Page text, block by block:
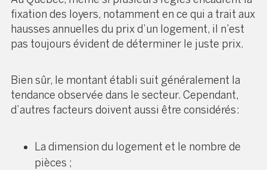
fixation des loyers, notamment en ce qui a trait aux
hausses annuelles du prix d’un logement, il n’est
pas toujours évident de déterminer le juste prix.
Bien sûr, le montant établi suit généralement la
tendance observée dans le secteur. Cependant,
d’autres facteurs doivent aussi être considérés :
La dimension du logement et le nombre de
pièces ;